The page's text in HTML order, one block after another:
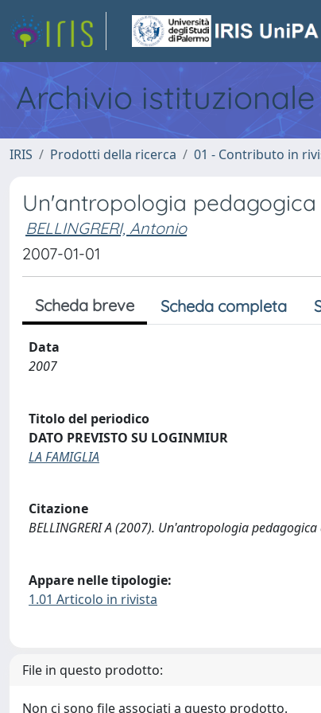
Archivio
IRIS Prodotti della ricerca 01 - Contributo in
Un'antropologia
BELLINGRERI, Antonio
2007-01-01
Scheda breve Scheda completa
Data
2007
Titolo del periodico
DATO PREVISTO SU LOGINMIUR
LA FAMIGLIA
Citazione
BELLINGRERI A (2007). Un'antropologia
Appare nelle tipologie:
1.01 Articolo in rivista
File in questo prodotto:
Non ci sono file associati a questo prodotto.